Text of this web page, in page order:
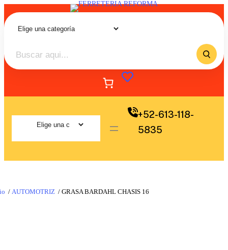
+52-613-118-
5835
/ AUTOMOTRIZ / GRASA BARDAHL CHASIS 16